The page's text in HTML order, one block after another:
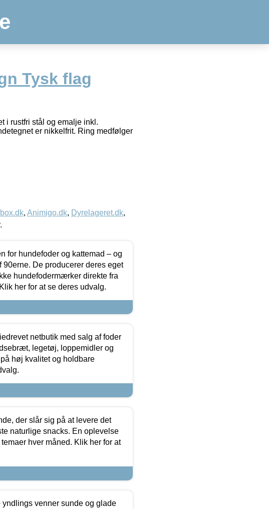
Tysk flag
i rustfri stål og emalje inkl.
er nikkelfrit. Ring medfølger
, Animigo.dk, Dyrelageret.dk,
for hundefoder og kattemad – og
De producerer deres eget
hundefodermærker direkte fra
her for at se deres udvalg.
netbutik med salg af foder
legetøj, loppemidler og
høj kvalitet og holdbare
der slår sig på at levere det
naturlige snacks. En oplevelse
hver måned. Klik her for at
venner sunde og glade